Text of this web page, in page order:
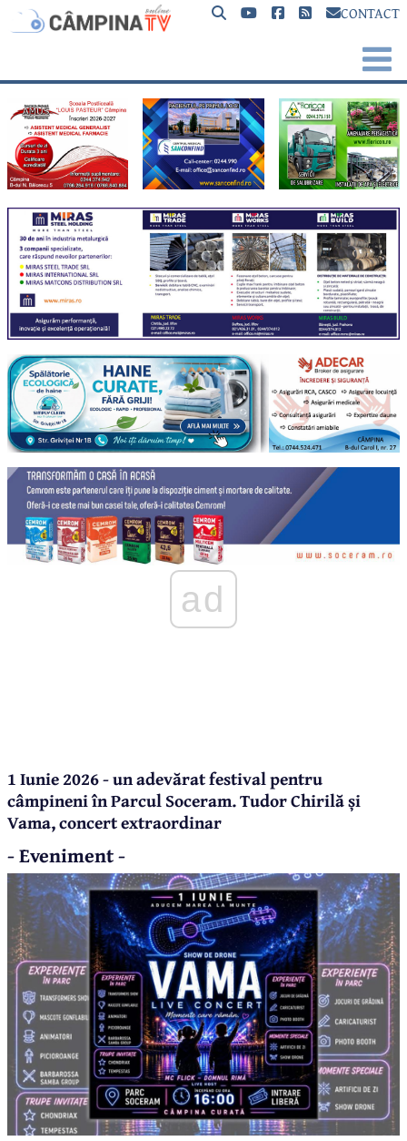
CONTACT
ad
1 Iunie 2026 - un adevărat festival pentru
câmpineni în Parcul Soceram. Tudor Chirilă și
Vama, concert extraordinar
- Eveniment -